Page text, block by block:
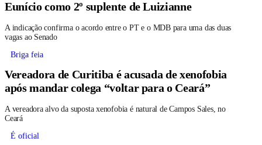
Eunício como 2º suplente de Luizianne
A indicação confirma o acordo entre o PT e o MDB para uma das duas
vagas ao Senado
Briga feia
Vereadora de Curitiba é acusada de xenofobia
após mandar colega “voltar para o Ceará”
A vereadora alvo da suposta xenofobia é natural de Campos Sales, no
Ceará
É oficial